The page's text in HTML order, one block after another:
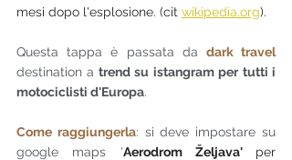
mesi dopo l'esplosione. (cit wikipedia.org).
Questa tappa è passata da dark travel
destination a trend su istangram per tutti i
motociclisti d'Europa.
Come raggiungerla: si deve impostare su
google maps 'Aerodrom Željava' per